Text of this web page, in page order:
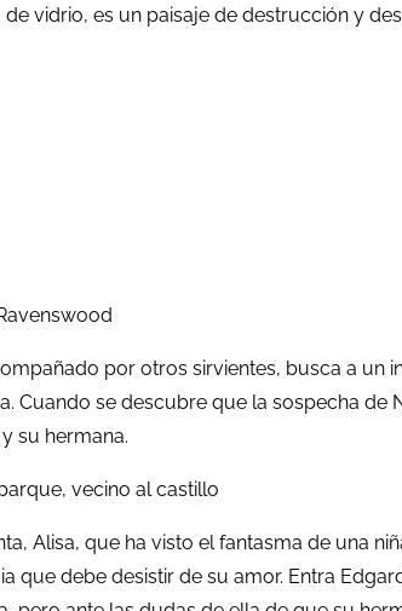
vidrio, es un paisaje de destrucción y
por otros sirvientes, busca a
Cuando se descubre que la sospecha
su hermana.
vecino al castillo
Alisa, que ha visto el fantasma de una
que debe desistir de su amor. Entra